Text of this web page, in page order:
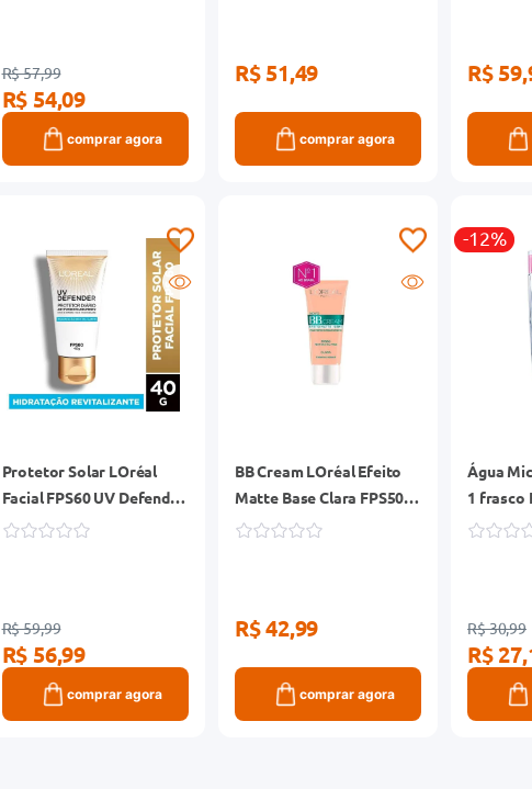
R$ 57,99
R$ 54,09
comprar agora
R$ 51,49
comprar agora
R$
Protetor Solar LOréal
Facial FPS60 UV Defender
Hidratação 40g
R$ 59,99
R$ 56,99
comprar agora
BB Cream LOréal Efeito
Matte Base Clara FPS50
30ml
R$ 42,99
comprar agora
-12%
Água
1 frasco
R$ 30,99
R$